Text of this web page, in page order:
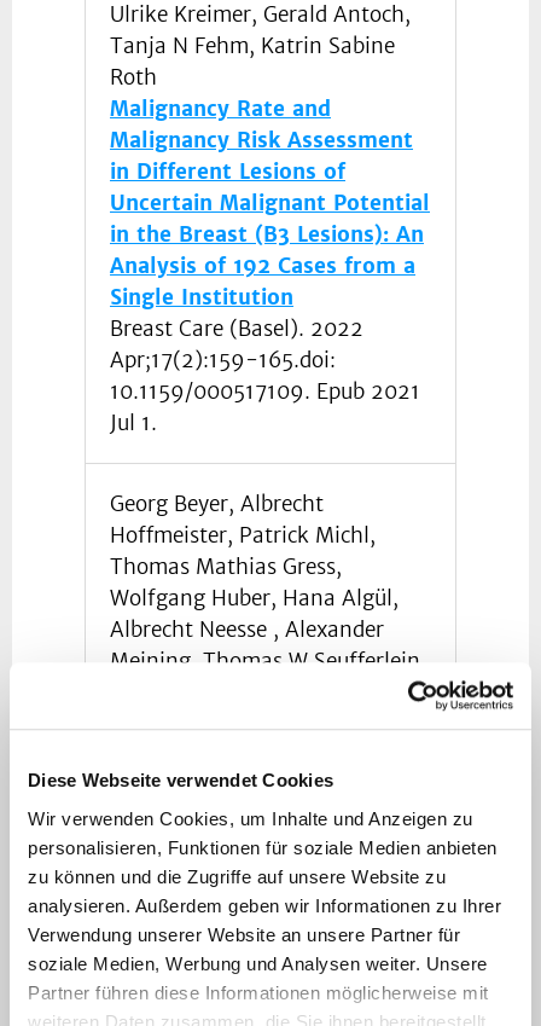
Diese Webseite verwendet Cookies
Wir verwenden Cookies, um Inhalte und Anzeigen zu
personalisieren, Funktionen für soziale Medien anbieten
zu können und die Zugriffe auf unsere Website zu
analysieren. Außerdem geben wir Informationen zu Ihrer
Verwendung unserer Website an unsere Partner für
soziale Medien, Werbung und Analysen weiter. Unsere
Partner führen diese Informationen möglicherweise mit
weiteren Daten zusammen, die Sie ihnen bereitgestellt
Ulrike Kreimer, Gerald Antoch,
Tanja N Fehm, Katrin Sabine
Roth
Malignancy Rate and
Malignancy Risk Assessment
in Different Lesions of
Uncertain Malignant Potential
in the Breast (B3 Lesions): An
Analysis of 192 Cases from a
Single Institution
Breast Care (Basel). 2022
Apr;17(2):159-165.doi:
10.1159/000517109. Epub 2021
Jul 1.
Georg Beyer, Albrecht
Hoffmeister, Patrick Michl,
Thomas Mathias Gress,
Wolfgang Huber, Hana Algül,
Albrecht Neesse , Alexander
Meining, Thomas W Seufferlein,
Jutta Keller, Jens Werner,
Matthias J Löhr, Alexander
Schneider, Petra Lynen Jansen,
Irene Esposito, Lars Grenacher,
Joachim Mössner, Markus M
Lerc, Julia Mayerle
S3-Leitlinie Pankreatitis –
Leitlinie der Deutschen
Gesellschaft für